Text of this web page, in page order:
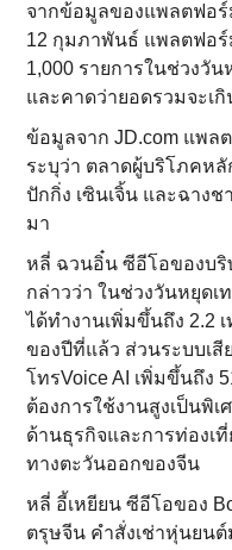
จากข้อมูลของแพลตฟอ
12 กุมภาพันธ์ แพลตฟอร์
1,000 รายการในช่วงวั
และคาดว่ายอดรวมจะเ
ข้อมูลจาก JD.com แพ
ระบุว่า ตลาดผู้บริโภคห
ปักกิ่ง เซินเจิ้น และฉางช
มา
หลี่ ฉวนอิ๋น ซีอีโอของบริ
กล่าวว่า ในช่วงวันหยุด
ได้ทำงานเพิ่มขึ้นถึง 2.2
ของปีที่แล้ว ส่วนระบบเสี
โทรVoice AI เพิ่มขึ้นถึง
ต้องการใช้งานสูงเป็นพิ
ด้านธุรกิจและการท่องเ
ทางตะวันออกของจีน
หลี่ อี้เหยียน ซีอีโอของ
ตรุษจีน คำสั่งเช่าหุ่นยนต์